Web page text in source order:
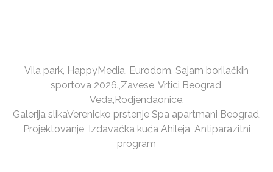
Vila park HappyMedia Eurodom Sajam borilačkih
sportova 2026. Zavese, Vrtici Beograd
Veda Rodjendaonice,
Galerija slikaVerenicko prstenje Spa apartmani Beograd
Projektovanje, Izdavačka kuća Ahileja Antiparazitni
program